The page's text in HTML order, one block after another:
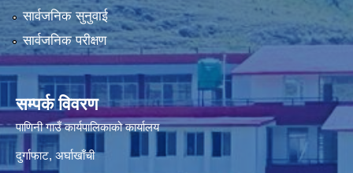
सार्वजनिक सुनुवाई
सार्वजनिक परीक्षण
सम्पर्क विवरण
पाणिनी गाउँ कार्यपालिकाको कार्यालय
दुर्गाफाट, अर्घाखाँची